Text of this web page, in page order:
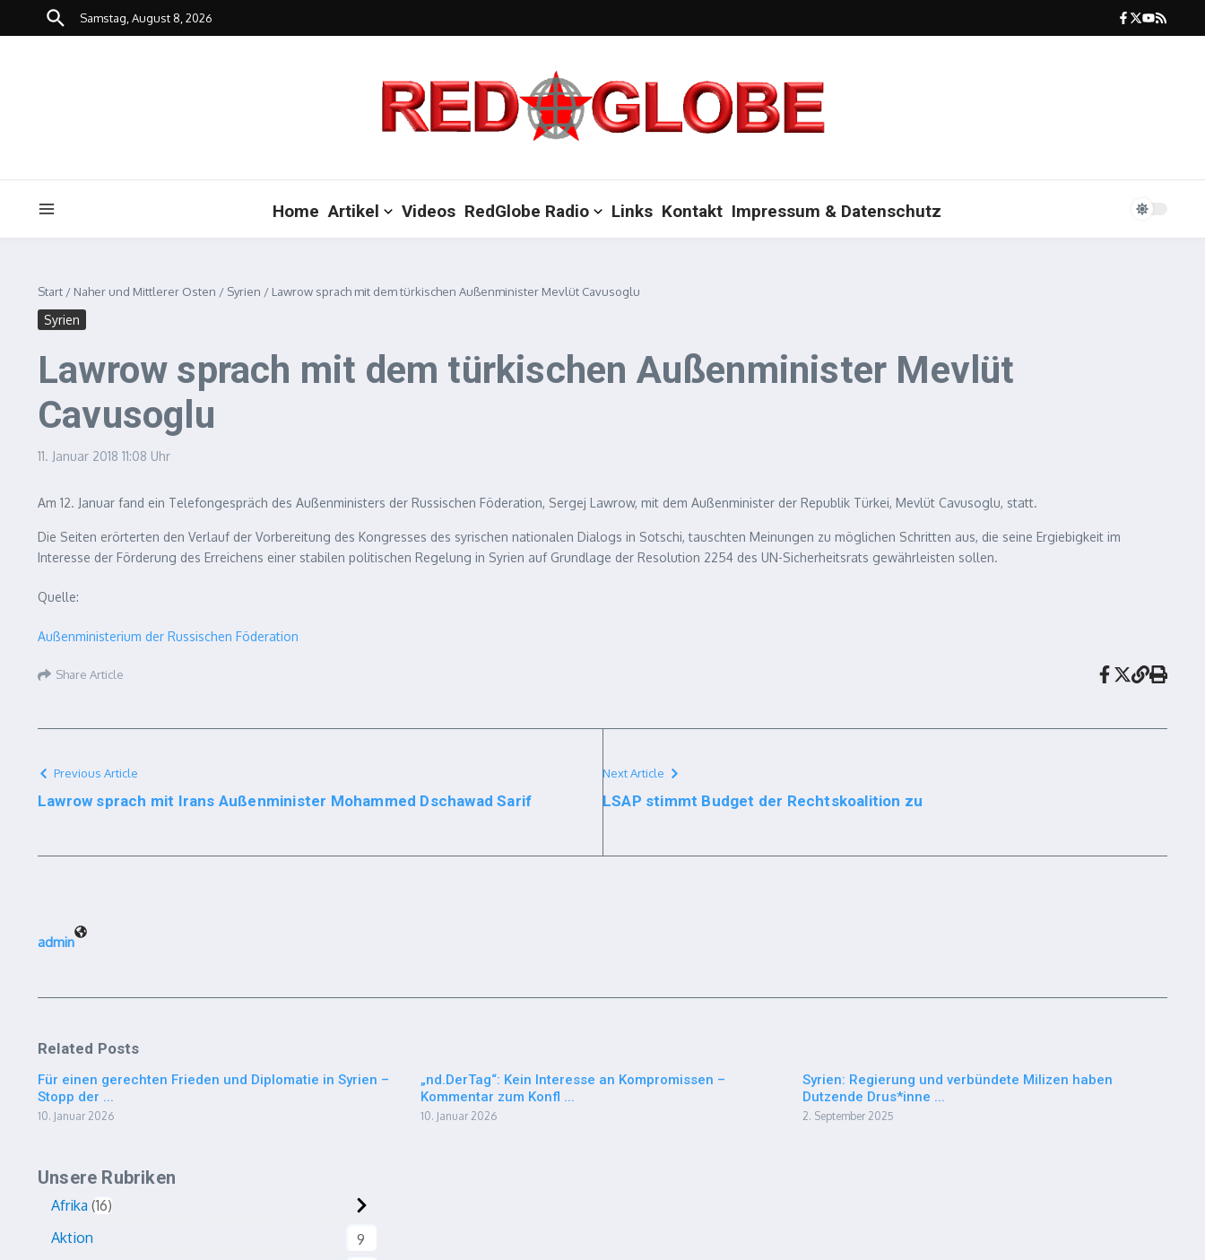
Zum Inhalt springen
Samstag, August 8, 2026
Home Artikel Videos RedGlobe Radio Links Kontakt Impressum & Datenschutz
Start / Naher und Mittlerer Osten / Syrien / Lawrow sprach mit dem türkischen Außenminister Mevlüt Cavusoglu
Syrien
Lawrow sprach mit dem türkischen Außenminister Mevlüt
Cavusoglu
11. Januar 2018 11:08 Uhr
Am 12. Januar fand ein Telefongespräch des Außenministers der Russischen Föderation, Sergej Lawrow, mit dem Außenminister der Republik Türkei, Mevlüt Cavusoglu, statt.
Die Seiten erörterten den Verlauf der Vorbereitung des Kongresses des syrischen nationalen Dialogs in Sotschi, tauschten Meinungen zu möglichen Schritten aus, die seine Ergiebigkeit im
Interesse der Förderung des Erreichens einer stabilen politischen Regelung in Syrien auf Grundlage der Resolution 2254 des UN-Sicherheitsrats gewährleisten sollen.
Quelle:
Außenministerium der Russischen Föderation
Share Article
Previous Article
Lawrow sprach mit Irans Außenminister Mohammed Dschawad Sarif
Next Article
LSAP stimmt Budget der Rechtskoalition zu
admin
Related Posts
Für einen gerechten Frieden und Diplomatie in Syrien –
Stopp der ...
10. Januar 2026
„nd.DerTag“: Kein Interesse an Kompromissen –
Kommentar zum Konfl ...
10. Januar 2026
Syrien: Regierung und verbündete Milizen haben
Dutzende Drus*inne ...
2. September 2025
Unsere Rubriken
Afrika 16
Aktion
9